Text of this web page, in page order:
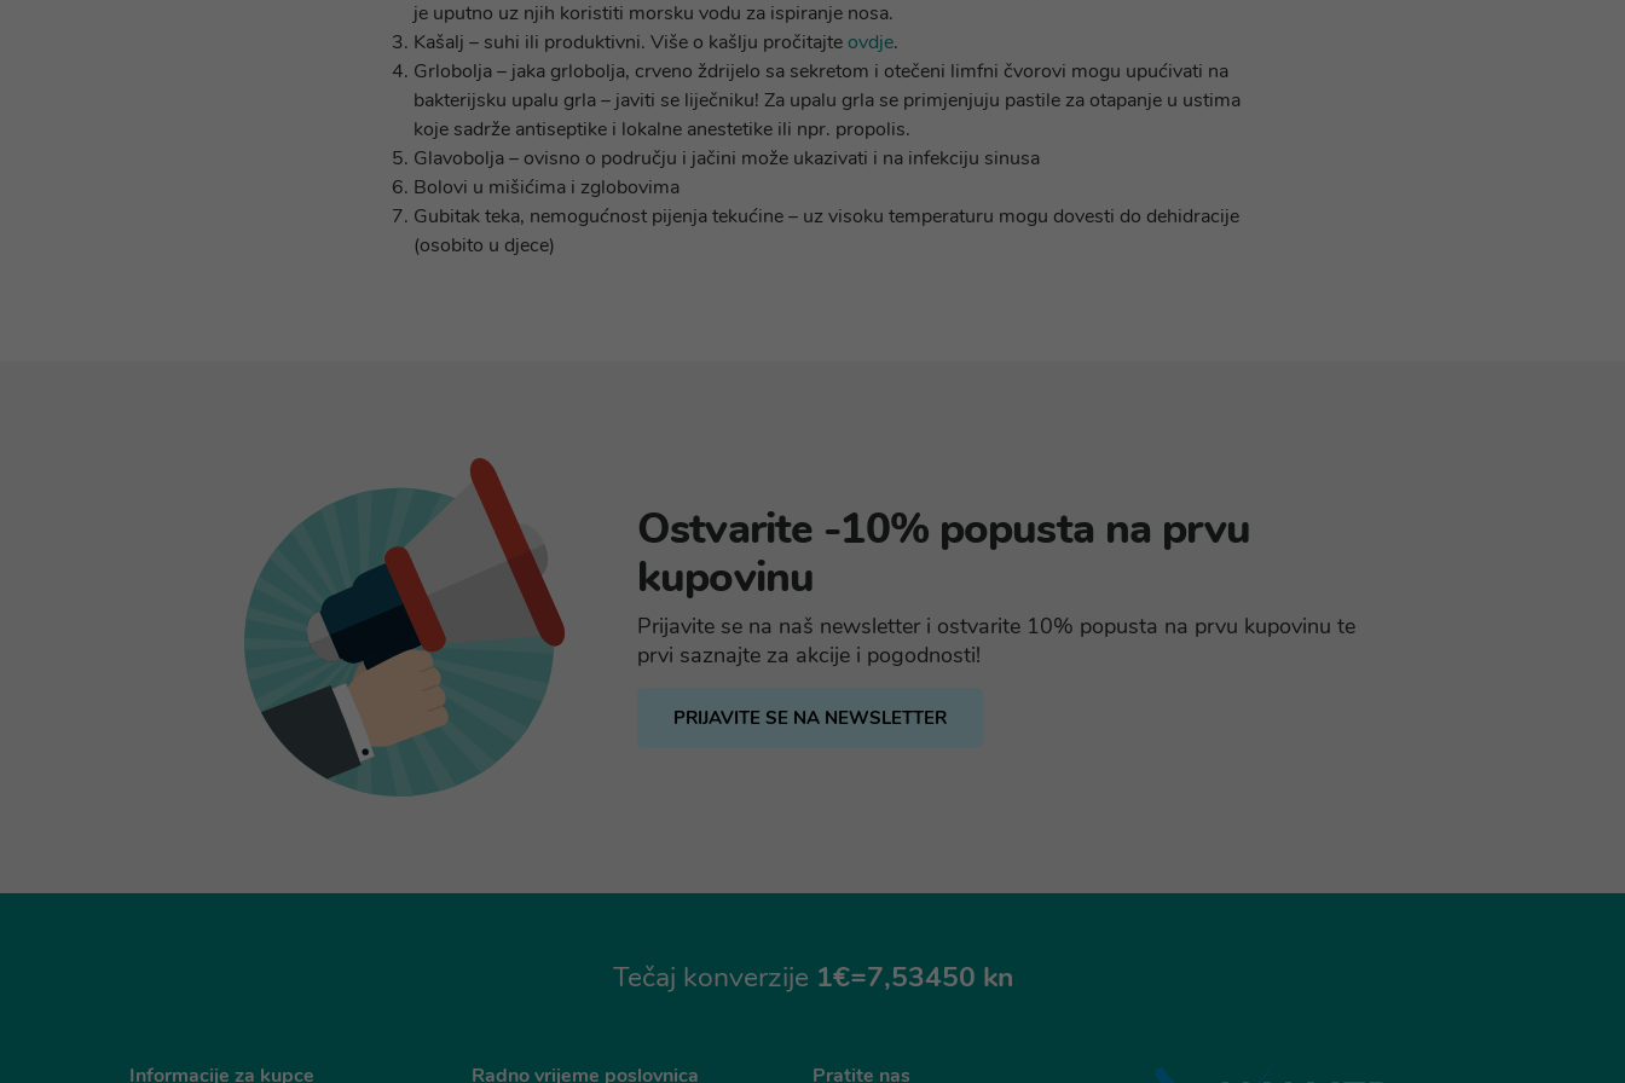
je uputno uz njih koristiti morsku vodu za ispiranje nosa.
Kašalj – suhi ili produktivni. Više o kašlju pročitajte ovdje.
Grlobolja – jaka grlobolja, crveno ždrijelo sa sekretom i otečeni limfni čvorovi mogu upućivati na
bakterijsku upalu grla – javiti se liječniku! Za upalu grla se primjenjuju pastile za otapanje u ustima
koje sadrže antiseptike i lokalne anestetike ili npr. propolis.
Glavobolja – ovisno o području i jačini može ukazivati i na infekciju sinusa
Bolovi u mišićima i zglobovima
Gubitak teka, nemogućnost pijenja tekućine – uz visoku temperaturu mogu dovesti do dehidracije
(osobito u djece)
Ostvarite -10% popusta na prvu
kupovinu
Prijavite se na naš newsletter i ostvarite 10% popusta na prvu kupovinu te
prvi saznajte za akcije i pogodnosti!
PRIJAVITE SE NA NEWSLETTER
Tečaj konverzije 1€=7,53450 kn
Informacije za kupce Radno vrijeme poslovnica Pratite nas